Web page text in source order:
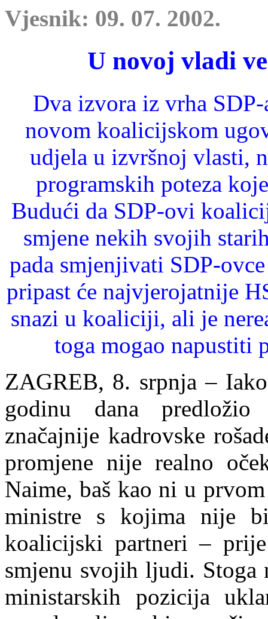
Vjesnik: 09. 07. 2002.
U novoj vladi
Dva izvora iz vrha
novom koalicijskom
udjela u izvršnoj vlasti,
programskih poteza
Budući da SDP-ovi
smjene nekih svojih
pada smjenjivati SDP-
pripast će najvjerojatnije
snazi u koaliciji, ali je
toga mogao napustiti
ZAGREB, 8. srpnja –
godinu dana predložio
značajnije kadrovske
promjene nije realno
Naime, baš kao ni u
ministre s kojima nije
koalicijski partneri –
smjenu svojih ljudi. Stoga
ministarskih pozicija